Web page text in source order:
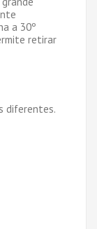
a 30º
retirar
diferentes.